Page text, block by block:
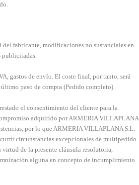
fabricante, modificaciones no sustanciales en
publicitadas.
gastos de envío. El coste final, por tanto, será
paso de compra (Pedido completo).
el consentimiento del cliente para la
adquirido por ARMERIA VILLAPLANA
por lo que ARMERIA VILLAPLANA S.L.
circunstancias excepcionales de multipedido
de la presente cláusula resolutoria,
alguna en concepto de incumplimiento